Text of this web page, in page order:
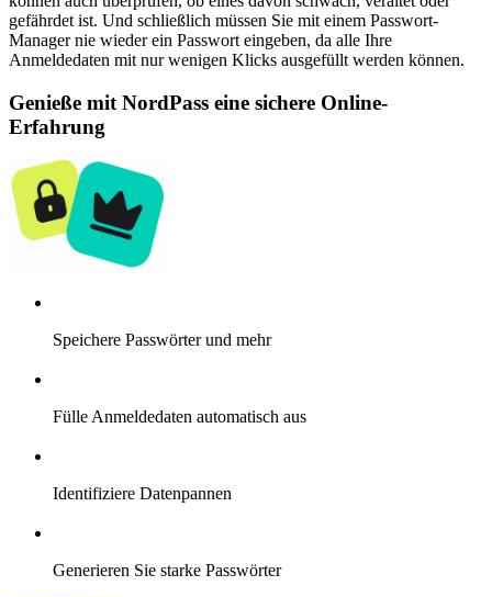
gefährdet ist. Und schließlich müssen Sie mit einem Passwort-
Manager nie wieder ein Passwort eingeben, da alle Ihre
Anmeldedaten mit nur wenigen Klicks ausgefüllt werden können.
Genieße mit NordPass eine sichere Online-
Erfahrung
Speichere Passwörter und mehr
Fülle Anmeldedaten automatisch aus
Identifiziere Datenpannen
Generieren Sie starke Passwörter